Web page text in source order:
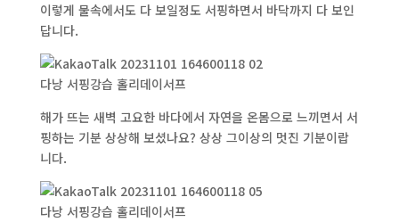
이렇게 물속에서도 다 보일정도 서핑하면서 바닥까지 다 보인
답니다.
다낭 서핑강습 홀리데이서프
해가 뜨는 새벽 고요한 바다에서 자연을 온몸으로 느끼면서 서
핑하는 기분 상상해 보셨나요? 상상 그이상의 멋진 기분이랍
니다.
다낭 서핑강습 홀리데이서프